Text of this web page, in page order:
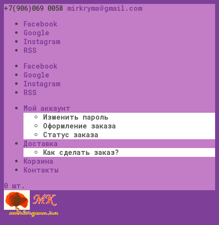
+7(906)069 0058 mirkryma@gmail.com
Facebook
Google
Instagram
RSS
Facebook
Google
Instagram
RSS
Мой аккаунт
Изменить пароль
Оформление заказа
Статус заказа
Доставка
Как сделать заказ?
Корзина
Контакты
0 шт.